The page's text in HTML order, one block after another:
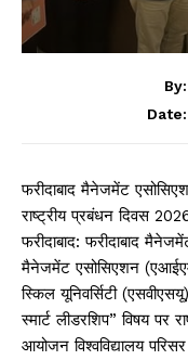
By:
Date:
फरीदाबाद मैनेजमेंट
राष्ट्रीय प्रबंधन दिवस
फरीदाबाद: फरीदाबाद
मैनेजमेंट एसोसिएशन
स्किल यूनिवर्सिटी
स्मार्ट लीडरशिप” विषय
आयोजन विश्वविद्यालय